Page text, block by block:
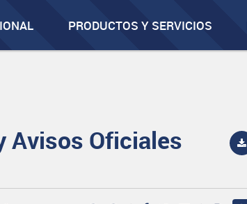
PRODUCTOS Y SERVICIOS
Avisos Oficiales